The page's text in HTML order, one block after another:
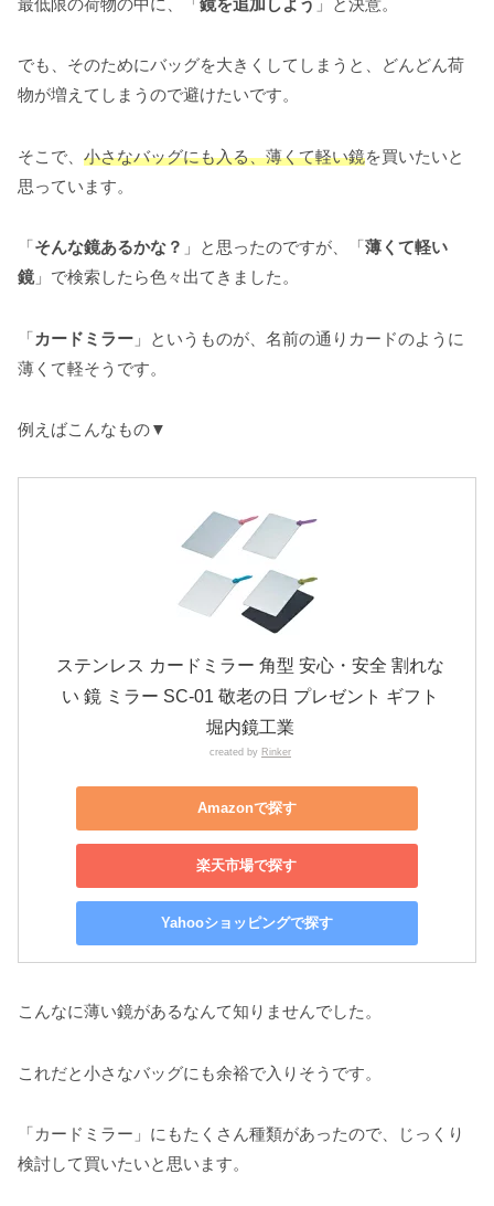
最低限の荷物の中に、「 鏡を追加しよう 」と決意。
でも、そのためにバッグを大きくしてしまうと、どんどん荷
物が増えてしまうので避けたいです。
そこで、 小さなバッグにも入る、薄くて軽い鏡を買いたいと
思っています。
「そんな鏡あるかな？ 」と思ったのですが、「薄くて軽い
鏡」で検索したら色々出てきました。
「カードミラー 」というものが、名前の通りカードのように
薄くて軽そうです。
例えばこんなもの▼
ステンレス カードミラー 角型 安心・安全 割れな
い 鏡 ミラー SC-01 敬老の日 プレゼント ギフト
堀内鏡工業
created by Rinker
Amazonで探す
楽天市場で探す
Yahooショッピングで探す
こんなに薄い鏡があるなんて知りませんでした。
これだと小さなバッグにも余裕で入りそうです。
「カードミラー」にもたくさん種類があったので、じっくり
検討して買いたいと思います。